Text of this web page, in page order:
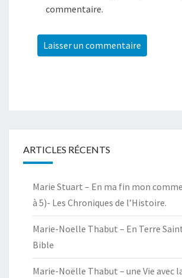
commentaire.
ARTICLES RÉCENTS
Marie Stuart – En ma fin mon
à 5)- Les Chroniques de l’Histoire.
Marie-Noelle Thabut – En Terre
Bible
Marie-Noëlle Thabut – une Vie avec